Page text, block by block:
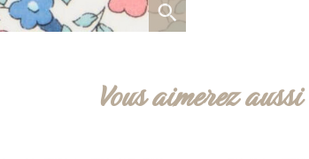
Vous aimerez aussi